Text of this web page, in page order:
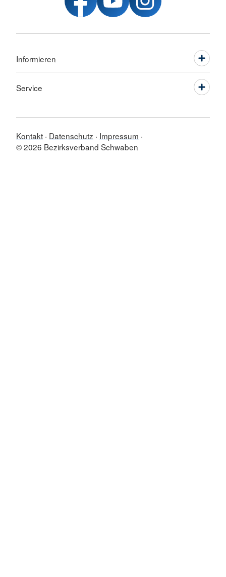
Informieren
Service
Kontakt Datenschutz
Impressum
© 2026 Bezirksverband Schwaben